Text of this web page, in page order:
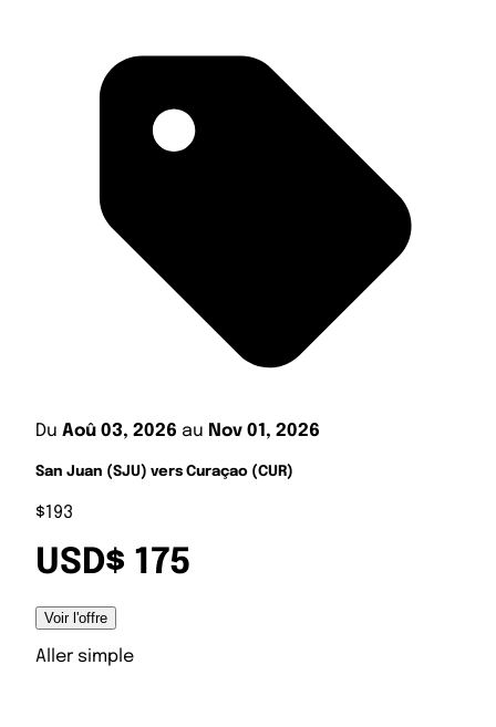
Du Aoû 03, 2026 au Nov 01, 2026
San Juan (SJU) vers Curaçao (CUR)
$193
USD$ 175
Voir l'offre
Aller simple